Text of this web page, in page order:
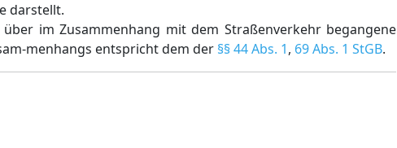
darstellt.
im Zusammenhang mit dem Straßenverkehr begangene
menhangs entspricht dem der §§ 44 Abs. 1, 69 Abs. 1 StGB.